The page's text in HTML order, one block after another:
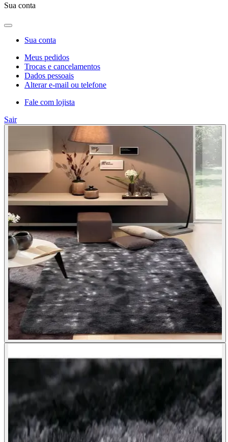
Sua conta
Sua conta
Meus pedidos
Trocas e cancelamentos
Dados pessoais
Alterar e-mail ou telefone
Fale com lojista
Sair